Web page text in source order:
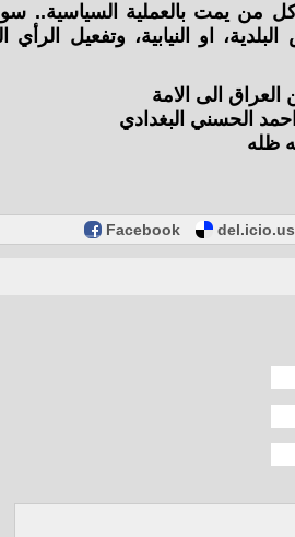
من يمت بالعملية السياسية..
او النيابية، وتفعيل الرأي
الى الامة
الحسني البغدادي
ظله
Facebook del.icio.us